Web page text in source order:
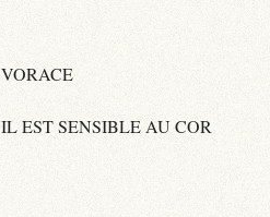
VORACE
IL EST SENSIBLE AU COR